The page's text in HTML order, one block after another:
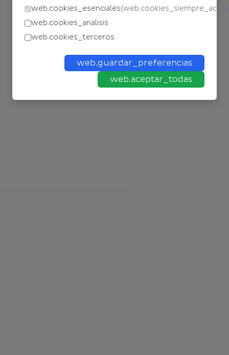
web.cookies_esenciales(
web.cookies_analisis
web.cookies_terceros
web.guardar_preferencias
web.aceptar_todas